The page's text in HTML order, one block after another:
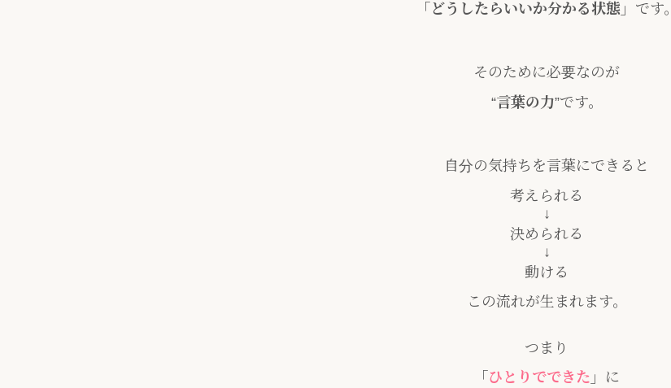
「どうしたらいいか分かる状態」 です。
そのために必要なのが
“言葉の力”です。
自分の気持ちを言葉にできると
考えられる
↓
決められる
↓
動ける
この流れが生まれます。
つまり
「 ひとりでできた 」 に